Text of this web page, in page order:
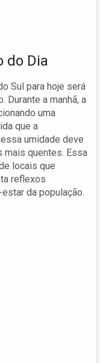
do Dia
Sul para hoje será
Durante a manhã, a
uma
que a
umidade deve
mais quentes. Essa
locais que
reflexos
da população.